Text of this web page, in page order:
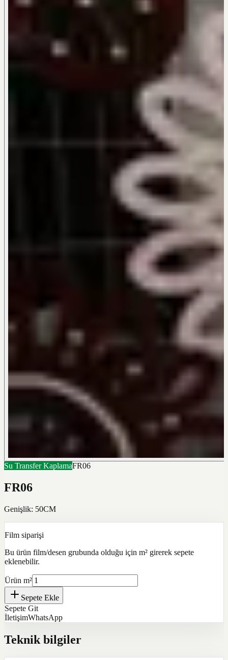
Su Transfer KaplamaFR06
FR06
Genişlik: 50CM
Film siparişi
Bu ürün film/desen grubunda olduğu için m² girerek sepete
eklenebilir.
Ürün m²
Sepete Ekle
Sepete Git
İletişimWhatsApp
Teknik bilgiler